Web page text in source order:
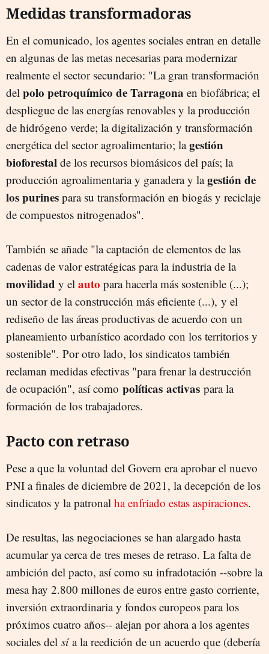
Medidas transformadoras
En el comunicado, los agentes sociales entran en detalle
en algunas de las metas necesarias para modernizar
realmente el sector secundario: "La gran transformación
del polo petroquímico de Tarragona en biofábrica; el
despliegue de las energías renovables y la producción
de hidrógeno verde; la digitalización y transformación
energética del sector agroalimentario; lagestión
bioforestal de los recursos biomásicos del país; la
producción agroalimentaria y ganadera y lagestión de
los purines para su transformación en biogás y reciclaje
de compuestos nitrogenados".
También se añade "la captación de elementos de las
cadenas de valor estratégicas para la industria de la
movilidad y el auto para hacerla más sostenible (...);
un sector de la construcción más eficiente (...), y el
rediseño de las áreas productivas de acuerdo con un
planeamiento urbanístico acordado con los territorios y
sostenible". Por otro lado, los sindicatos también
reclaman medidas efectivas "para frenar la destrucción
de ocupación", así como políticas activas para la
formación de los trabajadores.
Pacto con retraso
Pese a que la voluntad del Govern era aprobar el nuevo
PNI a finales de diciembre de 2021, la decepción de los
sindicatos y la patronal ha enfriado estas aspiraciones.
De resultas, las negociaciones se han alargado hasta
acumular ya cerca de tres meses de retraso. La falta de
ambición del pacto, así como su infradotación --sobre la
mesa hay 2.800 millones de euros entre gasto corriente,
inversión extraordinaria y fondos europeos para los
próximos cuatro años-- alejan por ahora a los agentes
sociales del sía la reedición de un acuerdo que (debería